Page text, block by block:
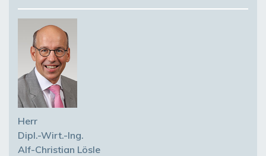
Herr
Dipl.-Wirt.-Ing.
Alf-Christian Lösle